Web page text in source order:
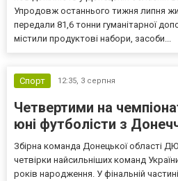
Упродовж останнього тижня липня
передали 81,6 тонни гуманітарної
містили продуктові набори, засоби...
Спорт 12:35, 3 серпня
Четвертими на
юні футболісти з
Збірна команда Донецької області
четвірки найсильніших команд
років народження. У фінальній